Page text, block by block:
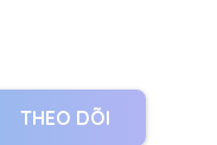
THEO DÕI